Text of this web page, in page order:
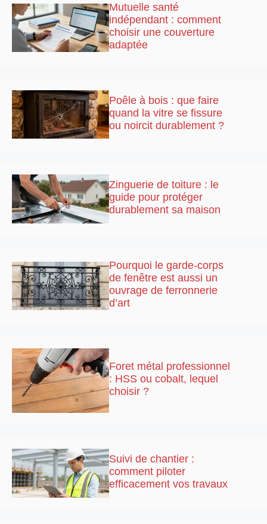
Mutuelle santé
indépendant : comment
choisir une couverture
adaptée
Poêle à bois : que faire
quand la vitre se fissure
ou noircit durablement ?
Zinguerie de toiture : le
guide pour protéger
durablement sa maison
Pourquoi le garde-corps
de fenêtre est aussi un
ouvrage de ferronnerie
d’art
Foret métal professionnel
: HSS ou cobalt, lequel
choisir ?
Suivi de chantier :
comment piloter
efficacement vos travaux